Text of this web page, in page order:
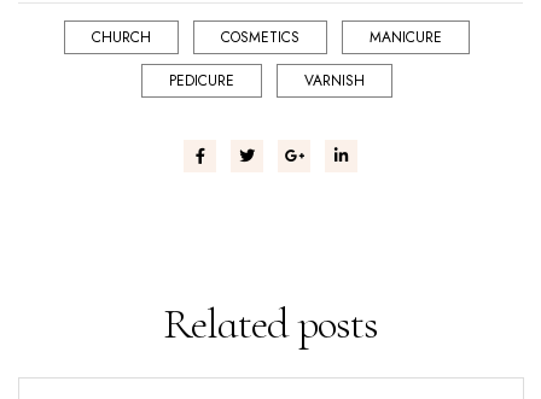
CHURCH COSMETICS
MANICURE
PEDICURE
VARNISH
Relatedposts